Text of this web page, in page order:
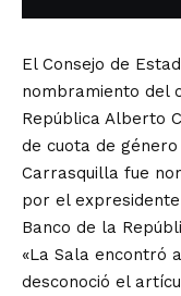
El Consejo de
nombramiento del
República Alberto
de cuota de
Carrasquilla fue
por el
Banco de la
«La Sala encontró
desconoció el